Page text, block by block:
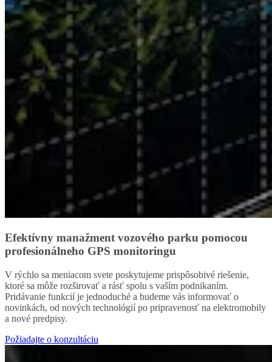
Efektívny manažment vozového parku pomocou
profesionálneho GPS monitoringu
V rýchlo sa meniacom svete poskytujeme prispôsobivé riešenie,
ktoré sa môže rozširovať a rásť spolu s vaším podnikaním.
Pridávanie funkcií je jednoduché a budeme vás informovať o
novinkách, od nových technológií po pripravenosť na elektromobily
a nové predpisy.
Požiadajte o konzultáciu